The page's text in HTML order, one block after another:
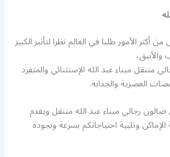
أكثر الأمور طلبا في العالم نظرا لتأثير الكبير
متنقل ميناء عبد الله الإستثنائي والمتفرد
العصرية والجذابة.
رجالي ميناء عبد الله متنقل ويقدم
وتلبية احتياجاتكم بسرعة وبجودة